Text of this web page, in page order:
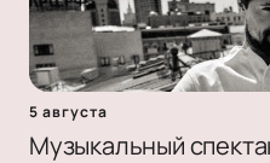
5 августа
Музыкальный